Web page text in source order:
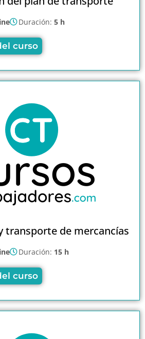
Duración: 5 h
curso
transporte de mercancías
Duración: 15 h
curso